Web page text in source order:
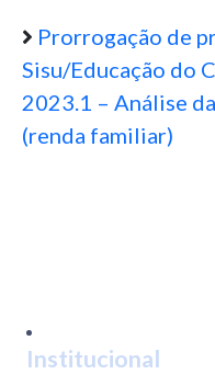
Prorrogação de
Sisu/Educação do
2023.1 – Análise
(renda familiar)
Institucional